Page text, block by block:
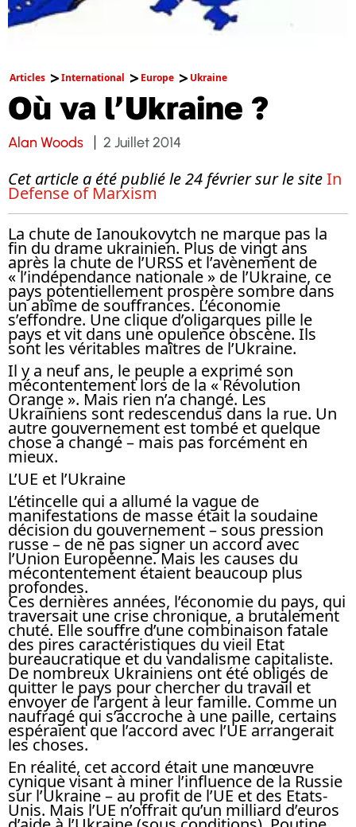
Articles International Europe Ukraine
Où va l’Ukraine ?
Alan Woods 2 Juillet 2014
Cet article a été publié le 24 février sur le siteIn
Defense of Marxism
La chute de Ianoukovytch ne marque pas la
fin du drame ukrainien. Plus de vingt ans
après la chute de l’URSS et l’avènement de
« l’indépendance nationale » de l’Ukraine, ce
pays potentiellement prospère sombre dans
un abîme de souffrances. L’économie
s’effondre. Une clique d’oligarques pille le
pays et vit dans une opulence obscène. Ils
sont les véritables maîtres de l’Ukraine.
Il y a neuf ans, le peuple a exprimé son
mécontentement lors de la « Révolution
Orange ». Mais rien n’a changé. Les
Ukrainiens sont redescendus dans la rue. Un
autre gouvernement est tombé et quelque
chose a changé – mais pas forcément en
mieux.
L’UE et l’Ukraine
L’étincelle qui a allumé la vague de
manifestations de masse était la soudaine
décision du gouvernement – sous pression
russe – de ne pas signer un accord avec
l’Union Européenne. Mais les causes du
mécontentement étaient beaucoup plus
profondes.
Ces dernières années, l’économie du pays, qui
traversait une crise chronique, a brutalement
chuté. Elle souffre d’une combinaison fatale
des pires caractéristiques du vieil Etat
bureaucratique et du vandalisme capitaliste.
De nombreux Ukrainiens ont été obligés de
quitter le pays pour chercher du travail et
envoyer de l’argent à leur famille. Comme un
naufragé qui s’accroche à une paille, certains
espéraient que l’accord avec l’UE arrangerait
les choses.
En réalité, cet accord était une manœuvre
cynique visant à miner l’influence de la Russie
sur l’Ukraine – au profit de l’UE et des Etats-
Unis. Mais l’UE n’offrait qu’un milliard d’euros